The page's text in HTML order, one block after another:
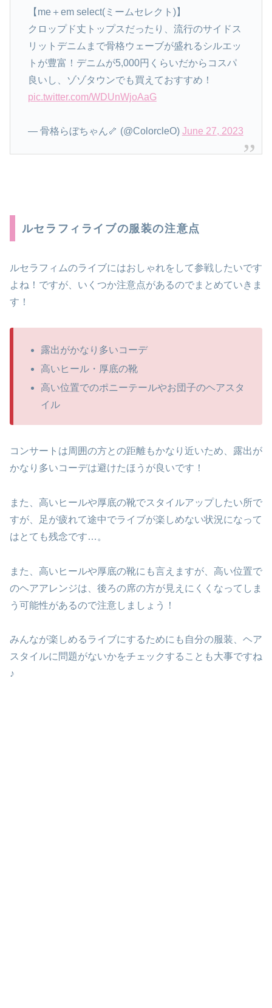
【me＋em select(ミームセレクト)】
クロップド丈トップスだったり、流行のサイドス
リットデニムまで骨格ウェーブが盛れるシルエッ
トが豊富！デニムが5,000円くらいだからコスパ
良いし、ゾゾタウンでも買えておすすめ！
pic.twitter.com/WDUnWjoAaG
— 骨格らぼちゃん🦴 (@ColorcleO) June 27, 2023
ルセラフィライブの服装の注意点
ルセラフィムのライブにはおしゃれをして参戦したいです
よね！ですが、いくつか注意点があるのでまとめていきま
す！
露出がかなり多いコーデ
高いヒール・厚底の靴
高い位置でのポニーテールやお団子のヘアスタ
イル
コンサートは周囲の方との距離もかなり近いため、露出が
かなり多いコーデは避けたほうが良いです！
また、高いヒールや厚底の靴でスタイルアップしたい所で
すが、足が疲れて途中でライブが楽しめない状況になって
はとても残念です…。
また、高いヒールや厚底の靴にも言えますが、高い位置で
のヘアアレンジは、後ろの席の方が見えにくくなってしま
う可能性があるので注意しましょう！
みんなが楽しめるライブにするためにも自分の服装、ヘア
スタイルに問題がないかをチェックすることも大事ですね
♪